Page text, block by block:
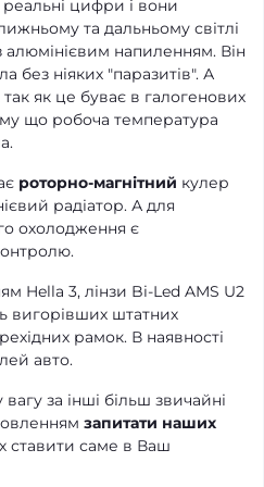
цифри і вони
та дальньому світлі
алюмінієвим напиленням. Він
без ніяких "паразитів". А
так як це буває в галогенових
що робоча температура
роторно-магнітний кулер
радіатор. А для
охолодження є
Hella 3, лінзи Bi-Led AMS U2
вигорівших штатних
рамок. В наявності
авто.
за інші більш звичайні
запитати наших
ставити саме в Ваш